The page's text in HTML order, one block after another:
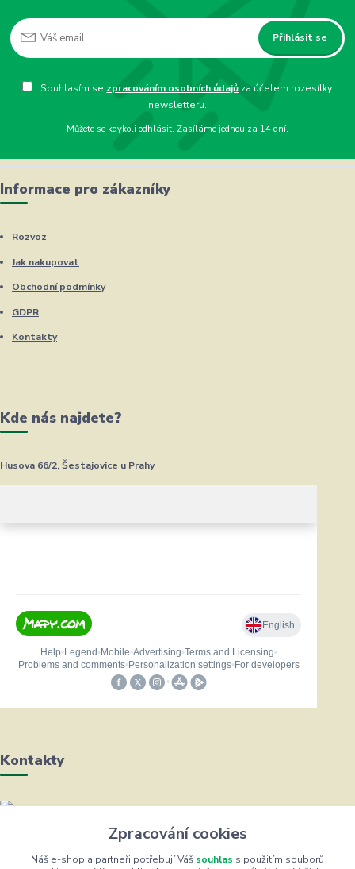
Přihlásit se
Souhlasím se zpracováním osobních údajů za účelem rozesílky
newsletteru.
Můžete se kdykoli odhlásit. Zasíláme jednou za 14 dní.
Informace pro zákazníky
Rozvoz
Jak nakupovat
Obchodní podmínky
GDPR
Kontakty
Kde nás najdete?
Husova 66/2, Šestajovice u Prahy
Kontakty
Helena Bayerová
+420 604 711 491
(Po-Čt, 8-16 hod.)
Zpracování cookies
Náš e-shop a partneři potřebují Váš souhlas s použitím souborů